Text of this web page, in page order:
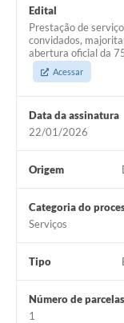
Carta de Serviços
Turismo
Obras
Conselhos Municipais
Projetos
Editais
Links
Edital
Prestação de
convidados,
abertura oficial da
Acessar
Data da assinatura
22/01/2026
Origem
Categoria do
Serviços
Tipo
Número de parcelas
1